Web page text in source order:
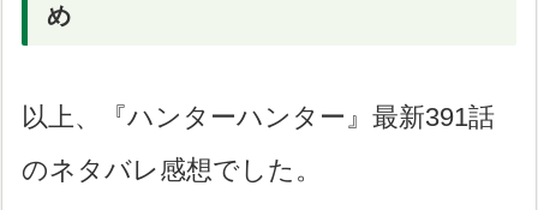
め
以上、『ハンターハンター』最新391話
のネタバレ感想でした。